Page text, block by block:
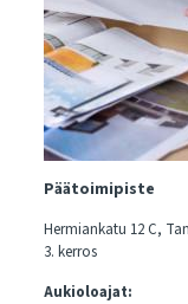
Päätoimipiste
Hermiankatu 12 C,
3. kerros
Aukioloajat: